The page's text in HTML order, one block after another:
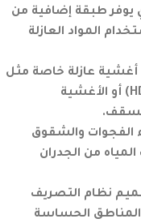
يوفر طبقة إضافية من
المواد العازلة
عازلة خاصة مثل
أغشية البولي إيثيلين عالية الكثافة (HDPE) أو الأغشية
والشقوق
من الجدران
نظام التصريف
الحساسة